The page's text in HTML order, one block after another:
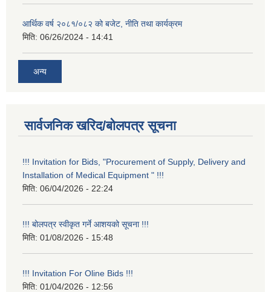
आर्थिक वर्ष २०८१/०८२ को बजेट, नीति तथा कार्यक्रम
मिति: 06/26/2024 - 14:41
अन्य
सार्वजनिक खरिद/बोलपत्र सूचना
!!! Invitation for Bids, "Procurement of Supply, Delivery and
Installation of Medical Equipment " !!!
मिति: 06/04/2026 - 22:24
!!! बोलपत्र स्वीकृत गर्ने आशयको सूचना !!!
मिति: 01/08/2026 - 15:48
!!! Invitation For Oline Bids !!!
मिति: 01/04/2026 - 12:56